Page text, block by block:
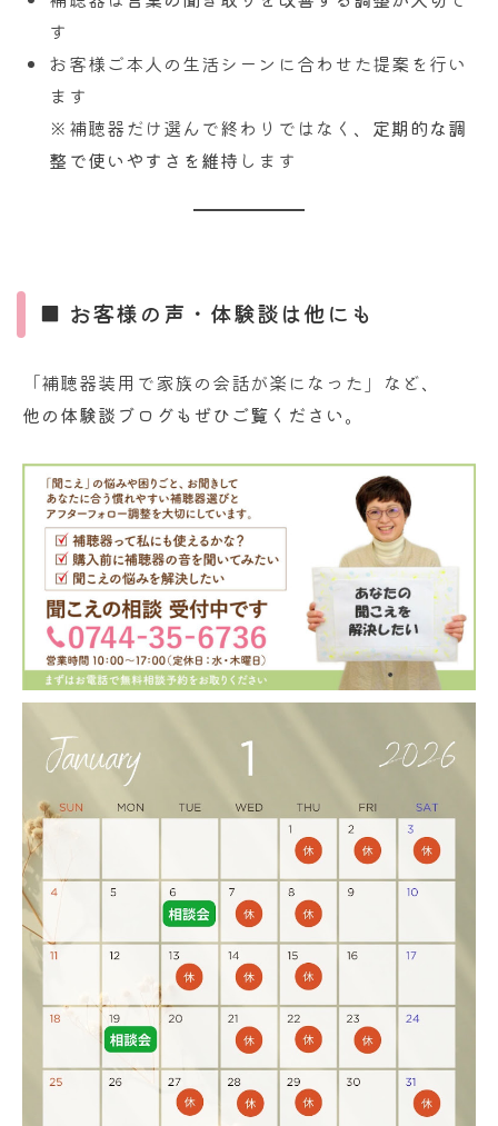
す
お客様ご本人の生活シーンに合わせた提案を行い
ます
※補聴器だけ選んで終わりではなく、 定期的な調
整で使いやすさを維持 します
■ お客様の声・体験談は他にも
「補聴器装用で家族の会話が楽になった」など、
他の体験談ブログもぜひご覧ください。